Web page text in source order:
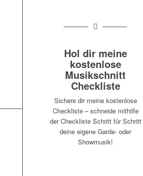
Hol dir meine
kostenlose
Musikschnitt
Checkliste
Sichere dir meine kostenlose
Checkliste – schneide mithilfe
der Checkliste Schritt für Schritt
deine eigene Garde- oder
Showmusik!